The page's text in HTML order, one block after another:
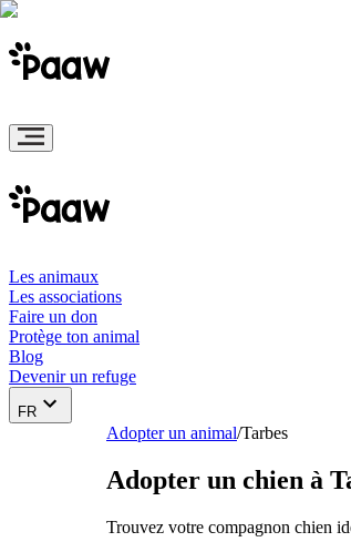
Les animaux
Les associations
Faire un don
Protège ton animal
Blog
Devenir un refuge
FR
Adopter un animal/Tarbes
Adopter un chien à
Trouvez votre compagnon chien